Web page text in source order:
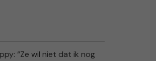
“Ze wil niet dat ik nog